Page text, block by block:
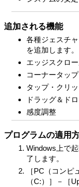
追加される機能
各種ジェスチ
を追加します。
エッジスクロ
コーナータッ
タップ・クリ
ドラッグ＆ド
感度調整
プログラムの適用
Windows上で
了します。
［PC（コン
（C:）］－［